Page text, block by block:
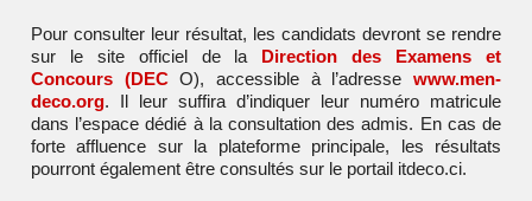
Pour consulter leur résultat, les candidats devront se rendre
sur le site officiel de la Direction des Examens et
Concours (DECO), accessible à l’adressewww.men-
deco.org. Il leur suffira d’indiquer leur numéro matricule
dans l’espace dédié à la consultation des admis. En cas de
forte affluence sur la plateforme principale, les résultats
pourront également être consultés sur le portail itdeco.ci.